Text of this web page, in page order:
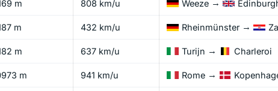
m 808 km/u Weeze →
m 432 km/u Rheinmünster→
m 637 km/u Turijn → Charleroi
m 941 km/u Rome →